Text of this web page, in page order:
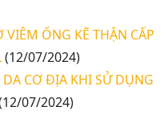
VIÊM ỐNG KẼ THẬN CẤP
(12/07/2024)
CƠ ĐỊA KHI SỬ DỤNG
07/2024)